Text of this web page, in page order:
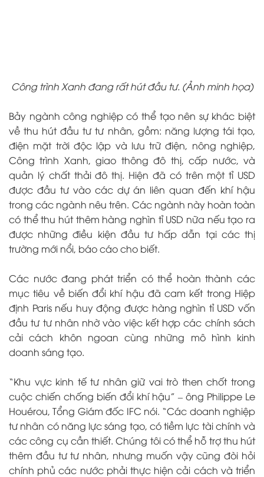
Công trình Xanh đang rất hút đầu tư. (Ảnh minh họa)
Bảy ngành công nghiệp có thể tạo nên sự khác biệt
về thu hút đầu tư tư nhân, gồm: năng lượng tái tạo,
điện mặt trời độc lập và lưu trữ điện, nông nghiệp,
Công trình Xanh, giao thông đô thị, cấp nước, và
quản lý chất thải đô thị. Hiện đã có trên một tỉ USD
được đầu tư vào các dự án liên quan đến khí hậu
trong các ngành nêu trên. Các ngành này hoàn toàn
có thể thu hút thêm hàng nghìn tỉ USD nữa nếu tạo ra
được những điều kiện đầu tư hấp dẫn tại các thị
trường mới nổi, báo cáo cho biết.
Các nước đang phát triển có thể hoàn thành các
mục tiêu về biến đổi khí hậu đã cam kết trong Hiệp
định Paris nếu huy động được hàng nghìn tỉ USD vốn
đầu tư tư nhân nhờ vào việc kết hợp các chính sách
cải cách khôn ngoan cùng những mô hình kinh
doanh sáng tạo.
“Khu vực kinh tế tư nhân giữ vai trò then chốt trong
cuộc chiến chống biến đổi khí hậu” – ông Philippe Le
Houérou, Tổng Giám đốc IFC nói. “Các doanh nghiệp
tư nhân có năng lực sáng tạo, có tiềm lực tài chính và
các công cụ cần thiết. Chúng tôi có thể hỗ trợ thu hút
thêm đầu tư tư nhân, nhưng muốn vậy cũng đòi hỏi
chính phủ các nước phải thực hiện cải cách và triển